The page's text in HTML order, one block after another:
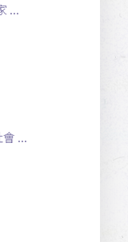
...
...